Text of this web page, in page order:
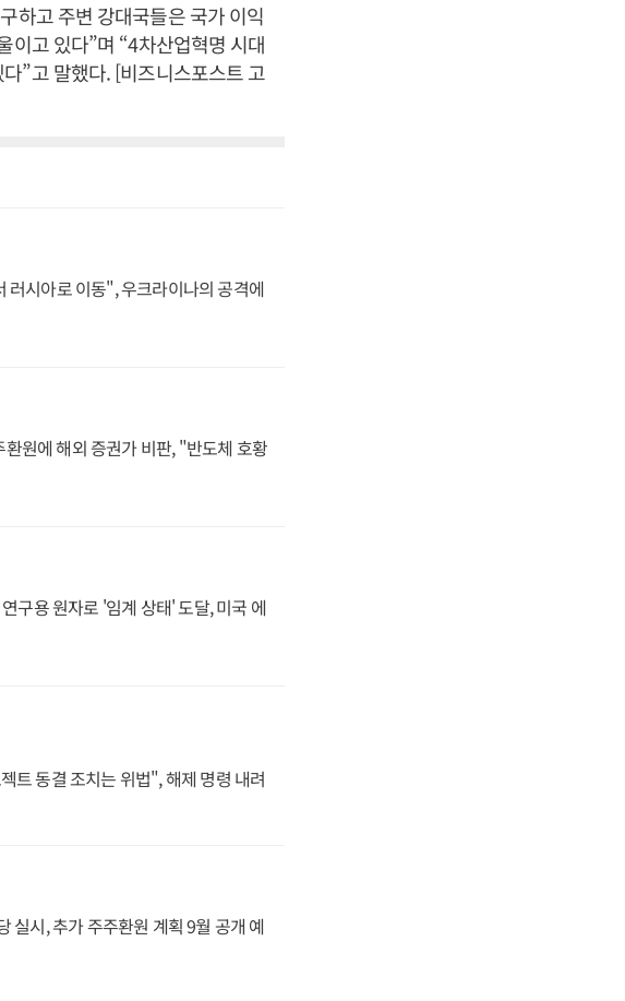
하고 주변 강대국들은 국가 이익
이고 있다”며 “4차산업혁명 시대
”고 말했다. [비즈니스포스트 고
시아로 이동", 우크라이나의 공격에
원에 해외 증권가 비판, "반도체 호황
구용 원자로 '임계 상태' 도달, 미국 에
트 동결 조치는 위법", 해제 명령 내려
실시, 추가 주주환원 계획 9월 공개 예